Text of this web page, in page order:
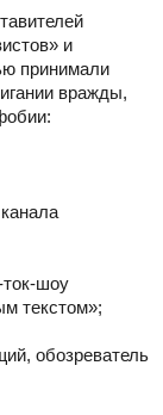
и
принимали
вражды,
шоу
текстом»;
обозреватель